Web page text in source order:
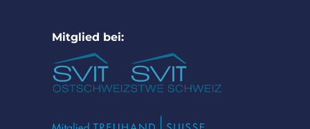
Mitglied bei: